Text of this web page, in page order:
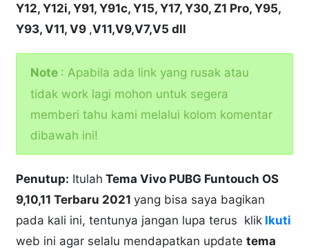
Y12, Y12i, Y91, Y91c, Y15, Y17, Y30, Z1 Pro, Y95,
Y93, V11, V9 ,V11,V9,V7,V5 dll
Note : Apabila ada link yang rusak atau
tidak work lagi mohon untuk segera
memberi tahu kami melalui kolom komentar
dibawah ini!
Penutup: Itulah Tema Vivo PUBG Funtouch OS
9,10,11 Terbaru 2021yang bisa saya bagikan
pada kali ini, tentunya jangan lupa terus klik Ikuti
web ini agar selalu mendapatkan updatetema